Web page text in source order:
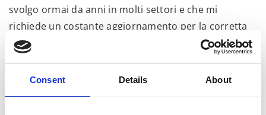
Consent Details About
svolgo ormai da anni in molti settori e che mi
richiede un costante aggiornamento per la corretta
traduzione dei termini tecnici o delle normative
per garantire durante ciascuno di questi incontri che